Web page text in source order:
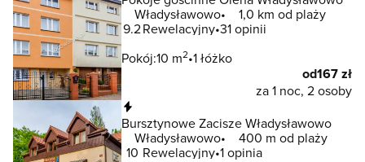
Władysławowo
1,0 km od plaży
9.2Rewelacyjny 31 opinii
Pokój:10 m2 1 łóżko
od167 zł
za 1 noc, 2 osoby
Bursztynowe Zacisze Władysławowo
Władysławowo
400 m od plaży
10 Rewelacyjny 1 opinia